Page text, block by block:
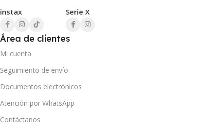
instax Serie X
Área de clientes
Mi cuenta
Seguimiento de envío
Documentos electrónicos
Atención por WhatsApp
Contáctanos